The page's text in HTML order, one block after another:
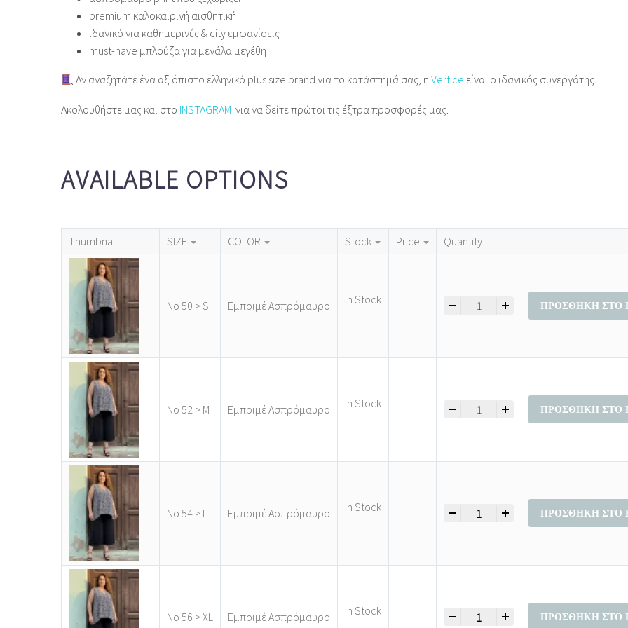
premium καλοκαιρινή αισθητική
ιδανικό για καθημερινές & city εμφανίσεις
must‑have μπλούζα για μεγάλα μεγέθη
Αν αναζητάτε ένα αξιόπιστο ελληνικό plus size brand για το κατάστημά σας, ηVertice είναι ο ιδανικός συνεργάτης.
Ακολουθήστε μας και στο INSTAGRAM για να δείτε πρώτοι τις έξτρα προσφορές μας.
AVAILABLE OPTIONS
Thumbnail SIZE COLOR Stock Price Quantity
Νο 50 > S Εμπριμέ Ασπρόμαυρο In Stock Μπλούζες Αμάνικες Γυναικεία
ΠΡΟΣΘΉΚΗ ΣΤΟ
Νο 52 > M Εμπριμέ Ασπρόμαυρο In Stock Μπλούζες Αμάνικες Γυναικεία
ΠΡΟΣΘΉΚΗ ΣΤΟ
Νο 54 > L Εμπριμέ Ασπρόμαυρο In Stock Μπλούζες Αμάνικες Γυναικεία
ΠΡΟΣΘΉΚΗ ΣΤΟ
Νο 56 > XL Εμπριμέ Ασπρόμαυρο In Stock Μπλούζες Αμάνικες Γυναικεία
ΠΡΟΣΘΉΚΗ ΣΤΟ